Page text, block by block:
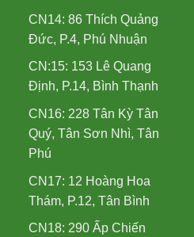
CN14: 86 Thích Quảng
Đức, P.4, Phú Nhuận
CN:15: 153 Lê Quang
Định, P.14, Bình Thạnh
CN16: 228 Tân Kỳ Tân
Quý, Tân Sơn Nhì, Tân
Phú
CN17: 12 Hoàng Hoa
Thám, P.12, Tân Bình
CN18: 290 Ấp Chiến